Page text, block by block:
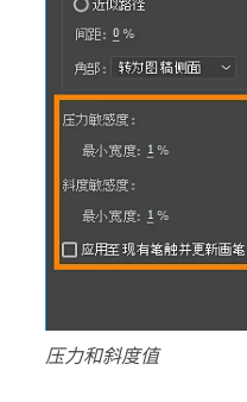
压力和斜度值